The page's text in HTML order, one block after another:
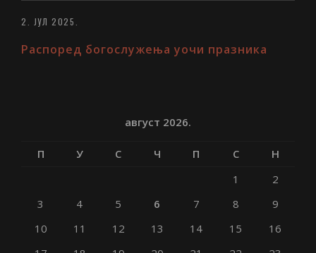
2. ЈУЛ 2025.
Распоред богослужења уочи празника
август 2026.
П У С Ч П С
Н
1
2
3
4 5 6 7 8
9
10
11 12 13 14 15
16